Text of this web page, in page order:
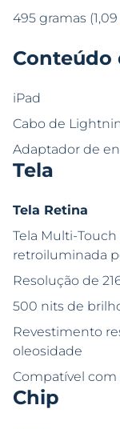
495 gramas
Conteúdo
iPad
Cabo de
Adaptador de
Tela
Tela Retina
Tela Multi-
retroiluminada
Resolução de
500 nits de
Revestimento
oleosidade
Compatível com
Chip